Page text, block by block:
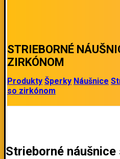
STRIEBORNÉ
ZIRKÓNOM
Produkty Šperky Náušnice
so zirkónom
Strieborné